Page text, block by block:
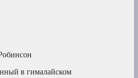
в гималайском